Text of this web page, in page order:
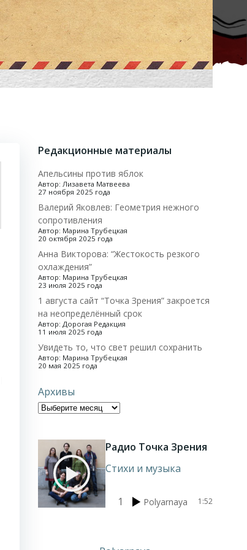
Редакционные материалы
Апельсины против яблок
Автор: Лизавета Матвеева
27 ноября 2025 года
Валерий Яковлев: Геометрия нежного
сопротивления
Автор: Марина Трубецкая
20 октября 2025 года
Анна Викторова: “Жестокость резкого
охлаждения”
Автор: Марина Трубецкая
23 июля 2025 года
1 августа сайт “Точка Зрения” закроется
на неопределённый срок
Автор: Дорогая Редакция
11 июля 2025 года
Увидеть то, что свет решил сохранить
Автор: Марина Трубецкая
20 мая 2025 года
Архивы
Радио Точка Зрения
Стихи и музыка
1 Polyarnaya 1:52